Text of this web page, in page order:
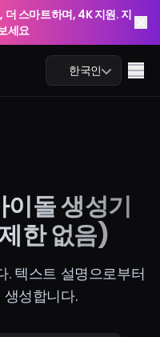
스마트하며, 4K 지원. 지
세요
한국인
스마트하며, 4K 지원. 지
이돌 생성기
한 없음)
. 텍스트 설명으로부터
성합니다.